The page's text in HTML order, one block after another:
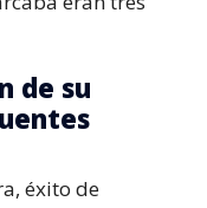
de su
éxito de